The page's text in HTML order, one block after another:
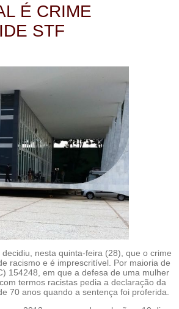
É CRIME
STF
nesta quinta-feira (28), que o crime
racismo e é imprescritível. Por maioria de
154248, em que a defesa de uma mulher
termos racistas pedia a declaração da
70 anos quando a sentença foi proferida.